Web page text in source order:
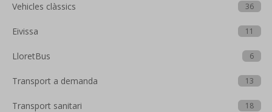
Vehicles clàssics 36
Eivissa 11
LloretBus 6
Transport a demanda 13
Transport sanitari 18